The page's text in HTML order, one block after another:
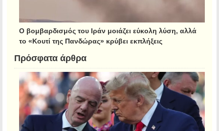
Ο βομβαρδισμός του Ιράν μοιάζει εύκολη λύση, αλλά
το «Κουτί της Πανδώρας» κρύβει εκπλήξεις
Πρόσφατα άρθρα